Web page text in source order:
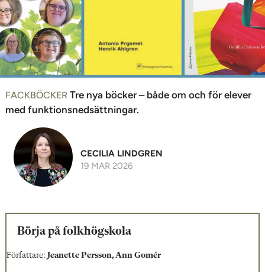
FACKBÖCKER Tre nya böcker – både om och för elever
med funktionsnedsättningar.
CECILIA LINDGREN
19 MAR 2026
Börja på folkhögskola
Författare: Jeanette Persson, Ann Gomér